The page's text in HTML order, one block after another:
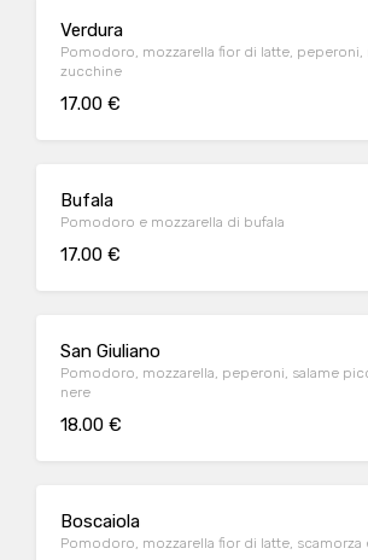
Verdura
Pomodoro, mozzarella fior di latte, peperoni,
zucchine
17.00 €
Bufala
Pomodoro e mozzarella di bufala
17.00 €
San Giuliano
Pomodoro, mozzarella, peperoni, salame
nere
18.00 €
Boscaiola
Pomodoro, mozzarella fior di latte,